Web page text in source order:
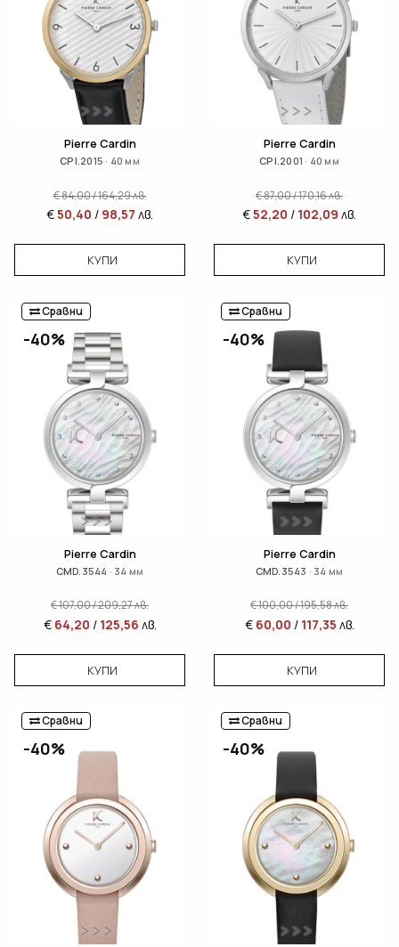
Pierre Cardin
CPI.2015 · 40 мм
€84,00/164,29лв.
€50,40 / 98,57 лв.
КУПИ
Pierre Cardin
CPI.2001 · 40 мм
€87,00/170,16лв.
€52,20 / 102,09 лв.
КУПИ
Сравни
-40%
Pierre Cardin
CMD.3544 · 34 мм
€107,00/209,27лв.
€ 64,20 / 125,56 лв.
КУПИ
Сравни
-40%
Pierre Cardin
CMD.3543 · 34 мм
€100,00/195,58лв.
€ 60,00 / 117,35 лв.
КУПИ
Сравни
-40%
Сравни
-40%